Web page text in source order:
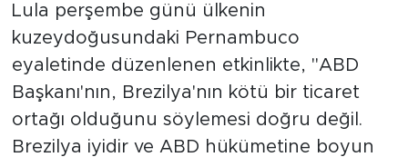
Lula perşembe günü ülkenin
kuzeydoğusundaki Pernambuco
eyaletinde düzenlenen etkinlikte, "ABD
Başkanı'nın, Brezilya'nın kötü bir ticaret
ortağı olduğunu söylemesi doğru değil.
Brezilya iyidir ve ABD hükümetine boyun